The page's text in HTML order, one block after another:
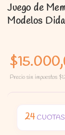
Juego de
Modelos
Precio sin impuestos
24